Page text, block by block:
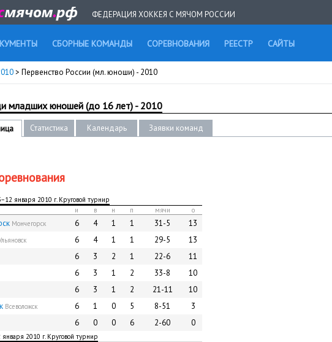
ФЕДЕРАЦИЯ ХОККЕЯ С МЯЧОМ РОССИИ
СБОРНЫЕ КОМАНДЫ СОРЕВНОВАНИЯ РЕЕСТР САЙТЫ
> Первенство России (мл. юноши) - 2010
младших юношей (до 16 лет) - 2010
Статистика Календарь Заявки команд
января 2010 г. Круговой турнир
и
в н п мячи о
Мончегорск 6 4 1 1 31-5
13
6 4 1 1 29-5
13
6 3 2 1 22-6
11
6 3 1 2 33-8
10
6 3 1 2 21-11
10
Всеволожск 6 1 0 5 8-51
3
6 0 0 6 2-60 0
января 2010 г. Круговой турнир